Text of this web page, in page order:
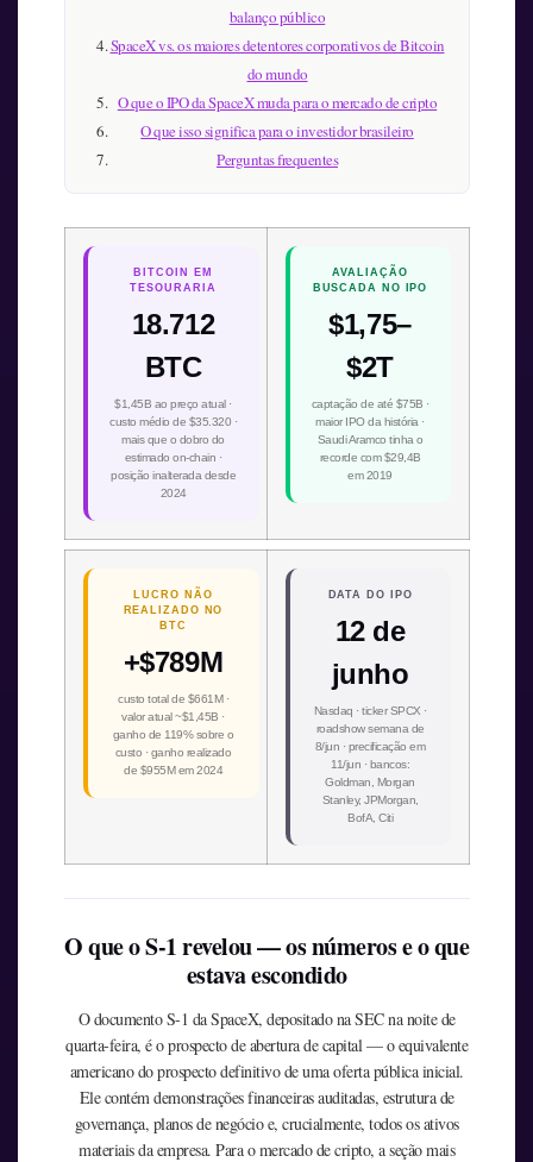
balanço público
SpaceX vs. os maiores detentores corporativos de Bitcoin
do mundo
O que o IPO da SpaceX muda para o mercado de cripto
O que isso significa para o investidor brasileiro
Perguntas frequentes
BITCOIN EM
TESOURARIA
18.712
BTC
$1,45B ao preço atual ·
custo médio de $35.320 ·
mais que o dobro do
estimado on-chain ·
posição inalterada desde
2024
AVALIAÇÃO
BUSCADA NO IPO
$1,75–
$2T
captação de até $75B ·
maior IPO da história ·
Saudi Aramco tinha o
recorde com $29,4B
em 2019
LUCRO NÃO
REALIZADO NO
BTC
+$789M
custo total de $661M ·
valor atual ~$1,45B ·
ganho de 119% sobre o
custo · ganho realizado
de $955M em 2024
DATA DO IPO
12 de
junho
Nasdaq · ticker SPCX ·
roadshow semana de
8/jun · precificação em
11/jun · bancos:
Goldman, Morgan
Stanley, JPMorgan,
BofA, Citi
O que o S-1 revelou — os números e o que
estava escondido
O documento S-1 da SpaceX, depositado na SEC na noite de
quarta-feira, é o prospecto de abertura de capital — o equivalente
americano do prospecto definitivo de uma oferta pública inicial.
Ele contém demonstrações financeiras auditadas, estrutura de
governança, planos de negócio e, crucialmente, todos os ativos
materiais da empresa. Para o mercado de cripto, a seção mais